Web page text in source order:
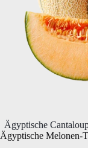
Ägyptische
Ägyptische Melonen-